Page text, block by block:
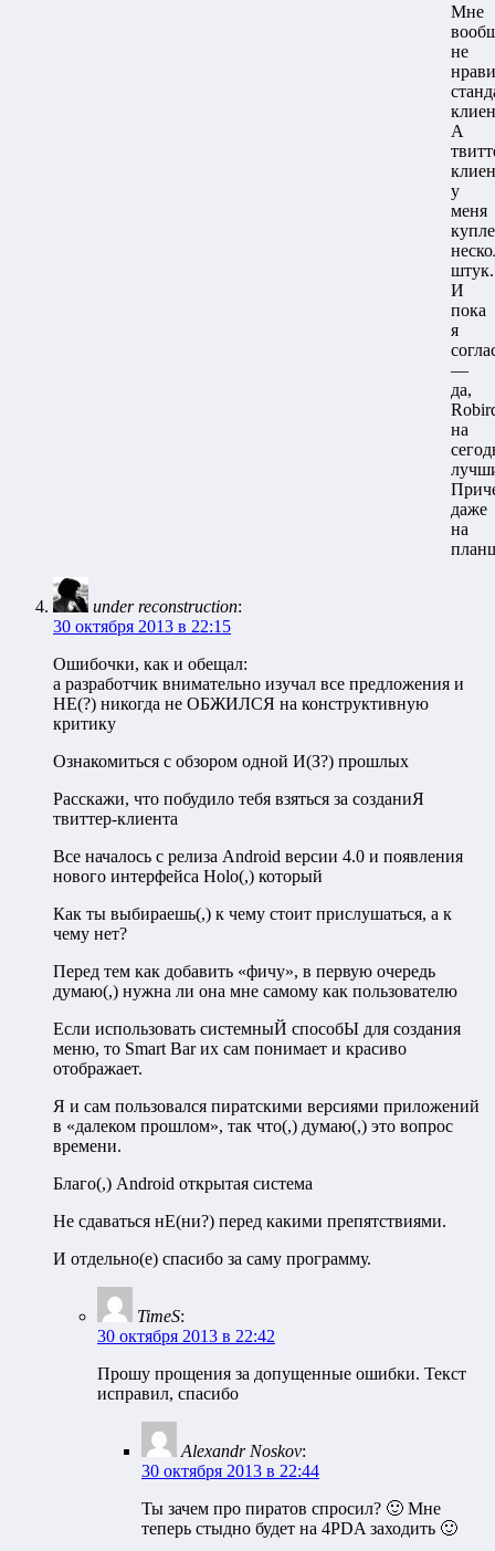
Мне
не
А
у
меня
штук.
И
пока
я
—
да,
на
даже
на
under reconstruction:
30 октября 2013 в 22:15
Ошибочки, как и обещал:
а разработчик внимательно изучал все предложения и
НЕ(?) никогда не ОБЖИЛСЯ на конструктивную
критику
Ознакомиться с обзором одной И(З?) прошлых
Расскажи, что побудило тебя взяться за созданиЯ
твиттер-клиента
Все началось с релиза Android версии 4.0 и появления
нового интерфейса Holo(,) который
Как ты выбираешь(,) к чему стоит прислушаться, а к
чему нет?
Перед тем как добавить «фичу», в первую очередь
думаю(,) нужна ли она мне самому как пользователю
Если использовать системныЙ способЫ для создания
меню, то Smart Bar их сам понимает и красиво
отображает.
Я и сам пользовался пиратскими версиями приложений
в «далеком прошлом», так что(,) думаю(,) это вопрос
времени.
Благо(,) Android открытая система
Не сдаваться нЕ(ни?) перед какими препятствиями.
И отдельно(е) спасибо за саму программу.
TimeS:
30 октября 2013 в 22:42
Прошу прощения за допущенные ошибки. Текст
исправил, спасибо
Alexandr Noskov:
30 октября 2013 в 22:44
Ты зачем про пиратов спросил? 🙂 Мне
теперь стыдно будет на 4PDA заходить 🙂